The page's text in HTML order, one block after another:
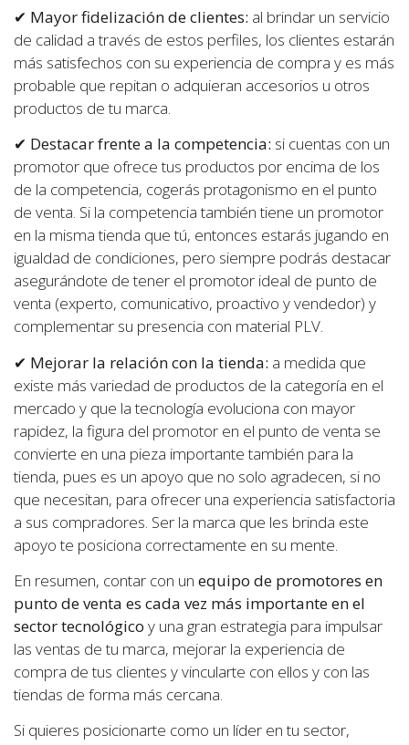
✔ Mayor fidelización de clientes: al brindar un servicio
de calidad a través de estos perfiles, los clientes estarán
más satisfechos con su experiencia de compra y es más
probable que repitan o adquieran accesorios u otros
productos de tu marca.
✔ Destacar frente a la competencia: si cuentas con un
promotor que ofrece tus productos por encima de los
de la competencia, cogerás protagonismo en el punto
de venta. Si la competencia también tiene un promotor
en la misma tienda que tú, entonces estarás jugando en
igualdad de condiciones, pero siempre podrás destacar
asegurándote de tener el promotor ideal de punto de
venta (experto, comunicativo, proactivo y vendedor) y
complementar su presencia con material PLV.
✔ Mejorar la relación con la tienda: a medida que
existe más variedad de productos de la categoría en el
mercado y que la tecnología evoluciona con mayor
rapidez, la figura del promotor en el punto de venta se
convierte en una pieza importante también para la
tienda, pues es un apoyo que no solo agradecen, si no
que necesitan, para ofrecer una experiencia satisfactoria
a sus compradores. Ser la marca que les brinda este
apoyo te posiciona correctamente en su mente.
En resumen, contar con un equipo de promotores en
punto de venta es cada vez más importante en el
sector tecnológico y una gran estrategia para impulsar
las ventas de tu marca, mejorar la experiencia de
compra de tus clientes y vincularte con ellos y con las
tiendas de forma más cercana.
Si quieres posicionarte como un líder en tu sector,